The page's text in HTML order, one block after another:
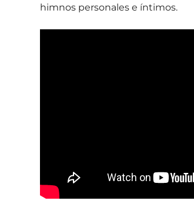
himnos personales e íntimos.